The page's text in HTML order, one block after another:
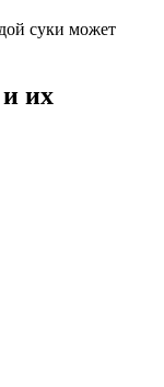
суки может
их